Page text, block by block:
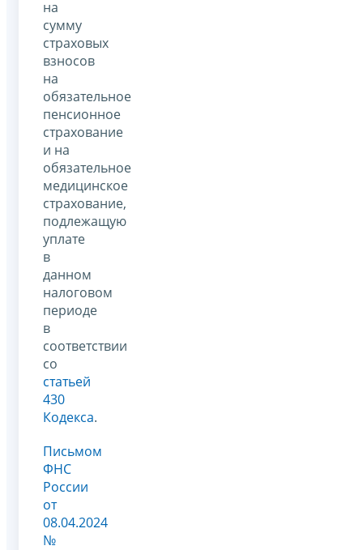
на
сумму
страховых
взносов
на
обязательное
пенсионное
страхование
и на
обязательное
медицинское
страхование,
подлежащую
уплате
в
данном
налоговом
периоде
в
соответствии
со
статьей
430
Кодекса.
Письмом
ФНС
России
от
08.04.2024
№